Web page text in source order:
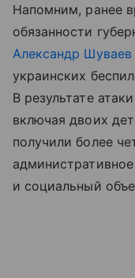
Напомним, ранее
обязанности
Александр Шуваев
украинских
В результате
включая двоих
получили более
и социальный